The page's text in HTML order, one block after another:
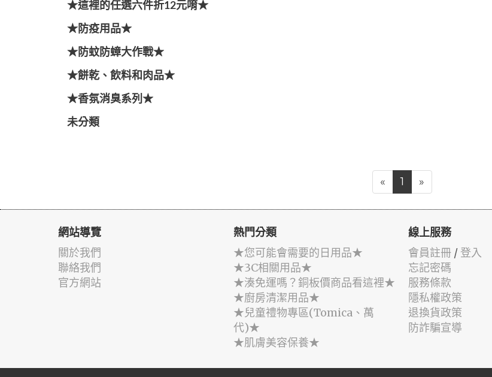
★這裡的任選六件折12元唷★
★防疫用品★
★防蚊防蟑大作戰★
★餅乾、飲料和肉品★
★香氛消臭系列★
未分類
« 1 »
網站導覽
關於我們
聯絡我們
官方網站
熱門分類
★您可能會需要的日用品★
★3C相關用品★
★湊免運嗎？銅板價商品看這裡★
★廚房清潔用品★
★兒童禮物專區(Tomica、萬
代)★
★肌膚美容保養★
線上服務
會員註冊 / 登入
忘記密碼
服務條款
隱私權政策
退換貨政策
防詐騙宣導